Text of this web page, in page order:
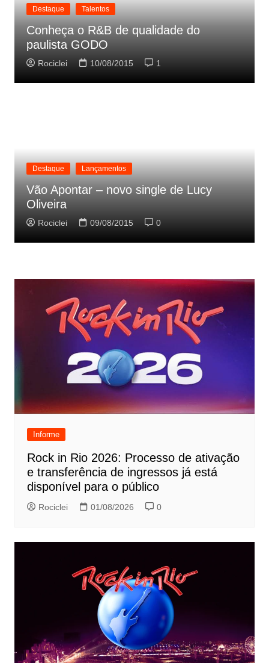
Destaque Talentos
Conheça o R&B de qualidade do
paulista GODO
Rociclei 10/08/2015 1
Destaque Lançamentos
Vão Apontar – novo single de Lucy
Oliveira
Rociclei 09/08/2015 0
Informe
Rock in Rio 2026: Processo de ativação
e transferência de ingressos já está
disponível para o público
Rociclei 01/08/2026 0